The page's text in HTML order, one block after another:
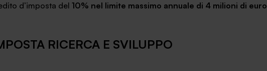
d’imposta del 10% nel limite massimo annuale di 4 milioni di euro
RICERCA E SVILUPPO